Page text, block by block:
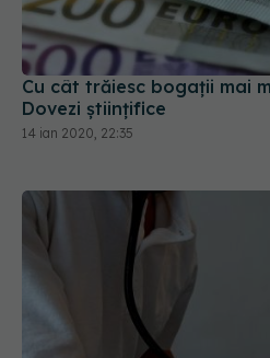
Cu cât trăiesc bogații mai
Dovezi științifice
14 ian 2020, 22:35